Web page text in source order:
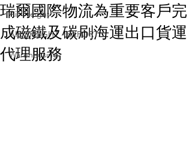
Air Freight
AIR FREIGHT - EXPORT
Warehousing
瑞爾國際物流為重要客戶完
成磁鐵及碳刷海運出口貨運
代理服務